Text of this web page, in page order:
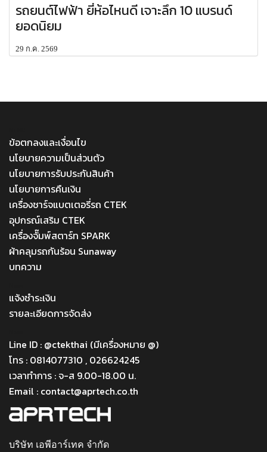
รถยนต์ไฟฟ้า ยี่ห้อไหนดี เจาะลึก 10 แบรนด์
ยอดนิยม
29 ก.ค. 2569
ข้อตกลงและเงื่อนไข
นโยบายความเป็นส่วนตัว
นโยบายการรับประกันสินค้า
นโยบายการคืนเงิน
เครื่องชาร์จแบตเตอรี่รถ CTEK
อุปกรณ์เสริม CTEK
เครื่องจั๊มพ์สตาร์ท SPARK
ผ้าคลุมรถกันร้อน Sunaway
บทความ
แจ้งชำระเงิน
รายละเอียดการจัดส่ง
Line ID : @ctekthai (มีเครื่องหมาย @)
โทร : 0814077310 , 026624245
เวลาทำการ : จ-ส 9.00-18.00 น.
Email : contact@aprtech.co.th
บริษัท เอพีอาร์เทค จำกัด